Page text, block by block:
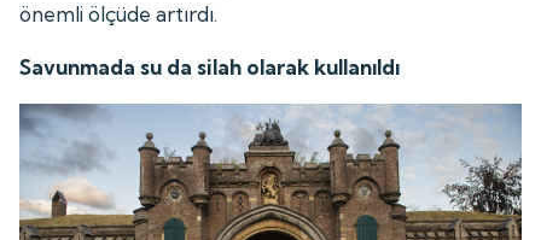
önemli ölçüde artırdı.
Savunmada su da silah olarak kullanıldı